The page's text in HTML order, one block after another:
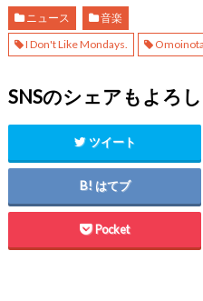
ニュース
音楽
I Don't Like Mondays.
SNSのシェアもよろ
ツイート
はてブ
Pocket